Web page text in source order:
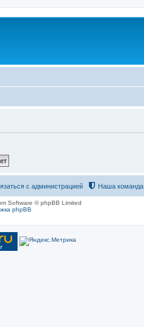
Наша команда
с администрацией
Software © phpBB Limited
phpBB